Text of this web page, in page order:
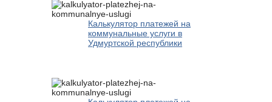
Калькулятор платежей на
коммунальные услуги в
Удмуртской республики